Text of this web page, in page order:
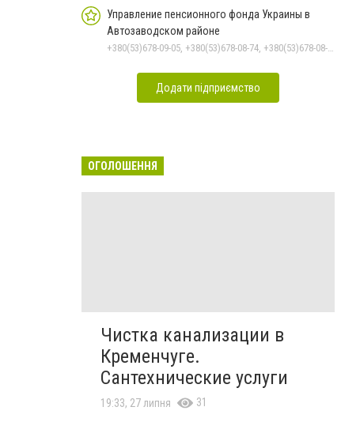
Управление пенсионного фонда Украины в
Автозаводском районе
+380(53)678-09-05, +380(53)678-08-74, +380(53)678-08-83, +380(53)678-08-41, +380(53)678-08-86
Додати підприємство
ОГОЛОШЕННЯ
Чистка канализации в
Кременчуге.
Сантехнические услуги
19:33, 27 липня 31